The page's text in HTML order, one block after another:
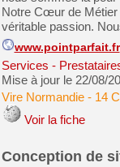
Notre Cœur de Métier
véritable passion.
www.pointparfait.fr
Services -
Mise à jour le 22/08/
Vire Normandie- 14
Voir la fiche
Conception de